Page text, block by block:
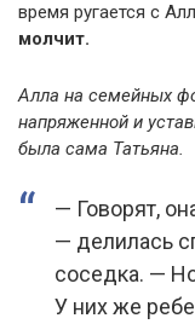
время ругается с
молчит.
Алла на семейных
напряженной и
была сама Татьяна.
— Говорят,
— делилась
соседка. —
У них же